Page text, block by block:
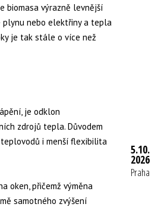
biomasa výrazně levnější
plynu nebo elektřiny a tepla
je tak stále o více než
je odklon
zdrojů tepla. Důvodem
i menší flexibilita
oken, přičemž výměna
samotného zvýšení
5.10.
2026
Praha